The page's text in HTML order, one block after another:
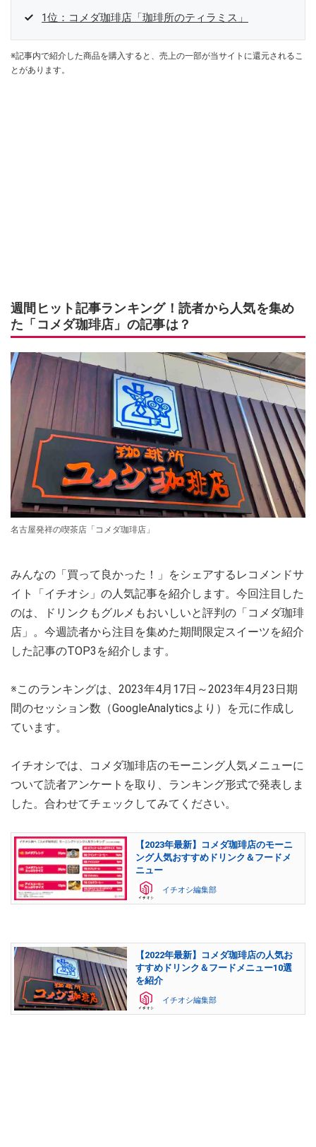
1位：コメダ珈琲店「珈琲所のティラミス」
※記事内で紹介した商品を購入すると、売上の一部が当サイトに還元されるこ
とがあります。
週間ヒット記事ランキング！読者から人気を集め
た「コメダ珈琲店」の記事は？
名古屋発祥の喫茶店「コメダ珈琲店」
みんなの「買って良かった！」をシェアするレコメンドサ
イト「イチオシ」の人気記事を紹介します。今回注目した
のは、ドリンクもグルメもおいしいと評判の「コメダ珈琲
店」。今週読者から注目を集めた期間限定スイーツを紹介
した記事のTOP3を紹介します。
※このランキングは、2023年4月17日～2023年4月23日期
間のセッション数（GoogleAnalyticsより）を元に作成し
ています。
イチオシでは、コメダ珈琲店のモーニング人気メニューに
ついて読者アンケートを取り、ランキング形式で発表しま
した。合わせてチェックしてみてください。
【2023年最新】コメダ珈琲店のモーニ
ング人気おすすめドリンク＆フードメ
ニュー
イチオシ編集部
【2022年最新】コメダ珈琲店の人気お
すすめドリンク＆フードメニュー10選
を紹介
イチオシ編集部